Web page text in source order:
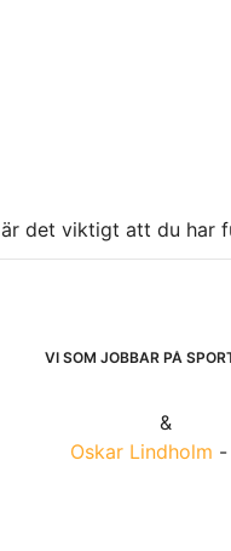
är det viktigt att du har
VI SOM JOBBAR PÅ
&
Oskar Lindholm -